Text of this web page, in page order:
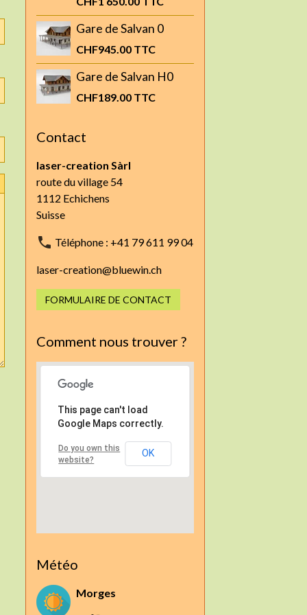
Gare de Salvan 0
CHF945.00 TTC
Gare de Salvan H0
CHF189.00 TTC
Contact
laser-creation Sàrl
route du village 54
1112 Echichens
Suisse
Téléphone : +41 79 611 99 04
laser-creation@bluewin.ch
FORMULAIRE DE CONTACT
Comment nous trouver ?
This page can't load
Google Maps correctly.
Do you own this
website?
OK
Météo
Morges